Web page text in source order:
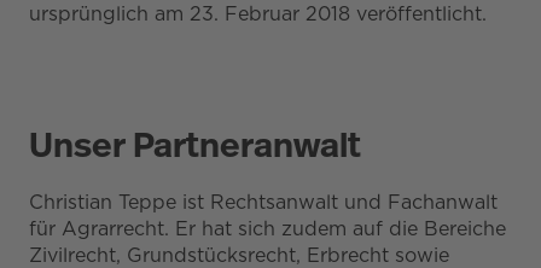
ursprünglich am 23. Februar 2018 veröffentlicht.
Unser Partneranwalt
Christian Teppe ist Rechtsanwalt und Fachanwalt
für Agrarrecht. Er hat sich zudem auf die Bereiche
Zivilrecht, Grundstücksrecht, Erbrecht sowie